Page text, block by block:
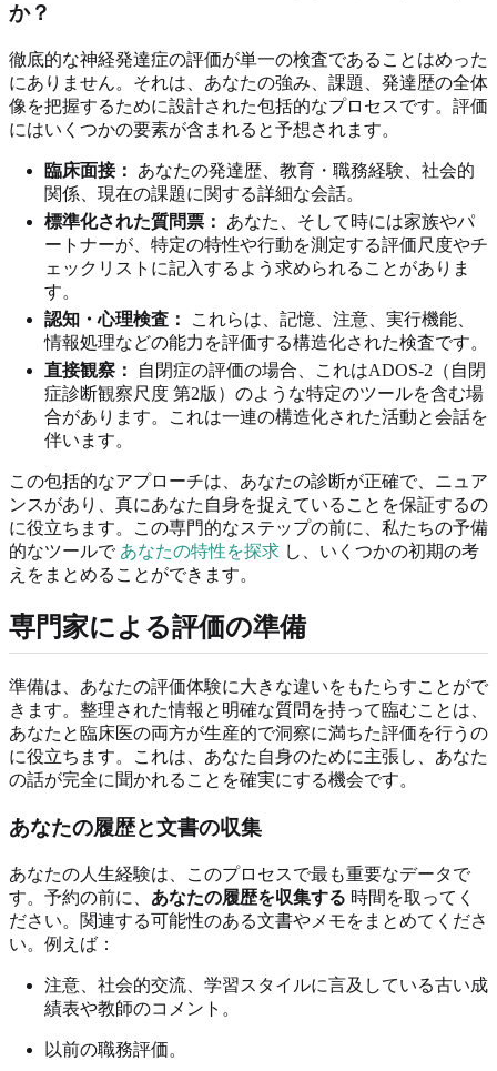
か？
徹底的な神経発達症の評価が単一の検査であることはめった
にありません。それは、あなたの強み、課題、発達歴の全体
像を把握するために設計された包括的なプロセスです。評価
にはいくつかの要素が含まれると予想されます。
臨床面接：
あなたの発達歴、教育・職務経験、社会的
関係、現在の課題に関する詳細な会話。
標準化された質問票：
あなた、そして時には家族やパ
ートナーが、特定の特性や行動を測定する評価尺度やチ
ェックリストに記入するよう求められることがありま
す。
認知・心理検査：
これらは、記憶、注意、実行機能、
情報処理などの能力を評価する構造化された検査です。
直接観察：
自閉症の評価の場合、これはADOS-2（自閉
症診断観察尺度 第2版）のような特定のツールを含む場
合があります。これは一連の構造化された活動と会話を
伴います。
この包括的なアプローチは、あなたの診断が正確で、ニュア
ンスがあり、真にあなた自身を捉えていることを保証するの
に役立ちます。この専門的なステップの前に、私たちの予備
的なツールで あなたの特性を探求 し、いくつかの初期の考
えをまとめることができます。
専門家による評価の準備
準備は、あなたの評価体験に大きな違いをもたらすことがで
きます。整理された情報と明確な質問を持って臨むことは、
あなたと臨床医の両方が生産的で洞察に満ちた評価を行うの
に役立ちます。これは、あなた自身のために主張し、あなた
の話が完全に聞かれることを確実にする機会です。
あなたの履歴と文書の収集
あなたの人生経験は、このプロセスで最も重要なデータで
す。予約の前に、 あなたの履歴を収集する 時間を取ってく
ださい。関連する可能性のある文書やメモをまとめてくださ
い。例えば：
注意、社会的交流、学習スタイルに言及している古い成
績表や教師のコメント。
以前の職務評価。